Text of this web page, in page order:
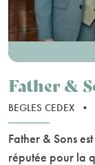
Father &
BEGLES CEDEX •
Father & Sons
réputée pour la